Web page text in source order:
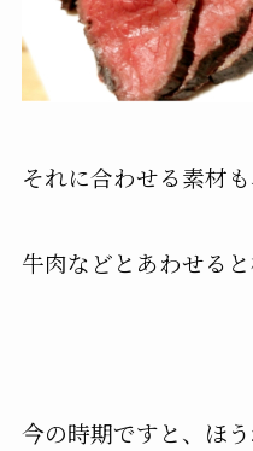
それに合わせる素材
牛肉などとあわせる
今の時期ですと、ほ